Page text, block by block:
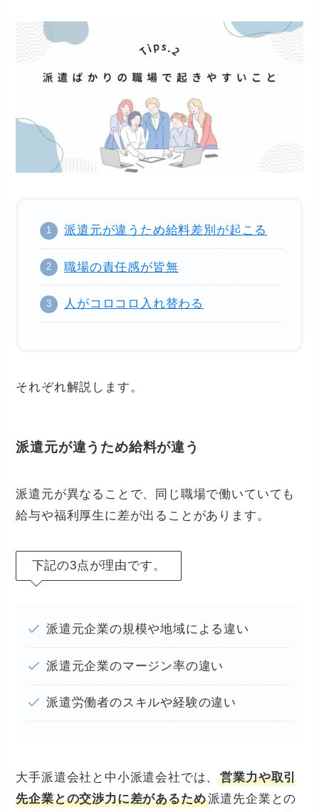
派遣元が違うため給料差別が起こる
職場の責任感が皆無
人がコロコロ入れ替わる
それぞれ解説します。
派遣元が違うため給料が違う
派遣元が異なることで、同じ職場で働いていても
給与や福利厚生に差が出ることがあります。
下記の3点が理由です。
派遣元企業の規模や地域による違い
派遣元企業のマージン率の違い
派遣労働者のスキルや経験の違い
大手派遣会社と中小派遣会社では、営業力や取引
先企業との交渉力に差があるため派遣先企業との